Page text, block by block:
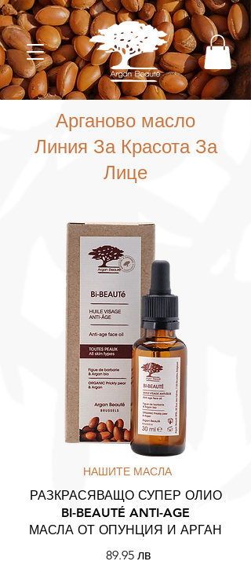
Арганово масло
Линия За Красота За
Лице
НАШИТЕ МАСЛА
РАЗКРАСЯВАЩО СУПЕР ОЛИО
BI-BEAUTÉ ANTI-AGE
МАСЛА ОТ ОПУНЦИЯ И АРГАН
89.95 лв